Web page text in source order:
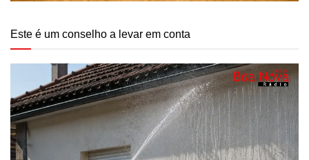
Este é um conselho a levar em conta